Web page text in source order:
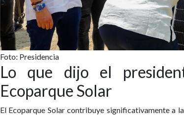
Foto: Presidencia
Lo que dijo el
Ecoparque Solar
El Ecoparque Solar contribuye significativamente a